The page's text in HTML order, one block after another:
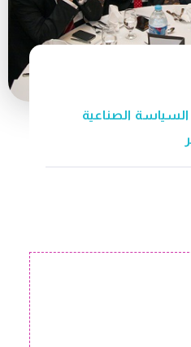
الصناعية